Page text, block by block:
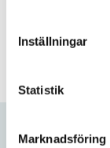
Inställningar
Statistik
Marknadsföring